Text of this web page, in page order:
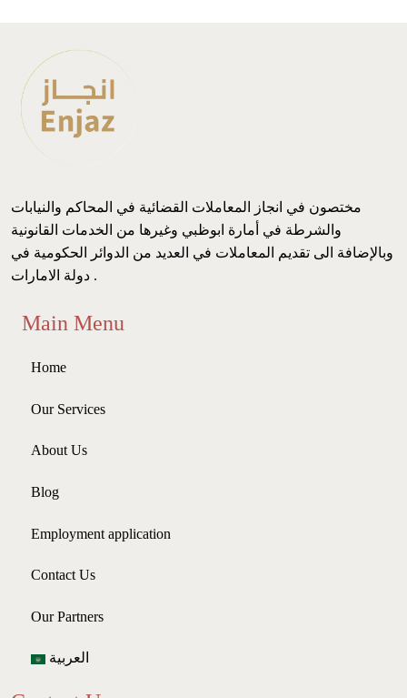
مختصون في انجاز المعاملات القضائية في المحاكم والنيابات
والشرطة في أمارة ابوظبي وغيرها من الخدمات القانونية
وبالإضافة الى تقديم المعاملات في العديد من الدوائر الحكومية في
دولة الامارات .
Main Menu
Home
Our Services
About Us
Blog
Employment application
Contact Us
Our Partners
العربية